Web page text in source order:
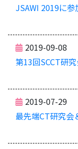
JSAWI 2019に参
2019-09-08
第13回SCCT研
2019-07-29
最先端CT研究会